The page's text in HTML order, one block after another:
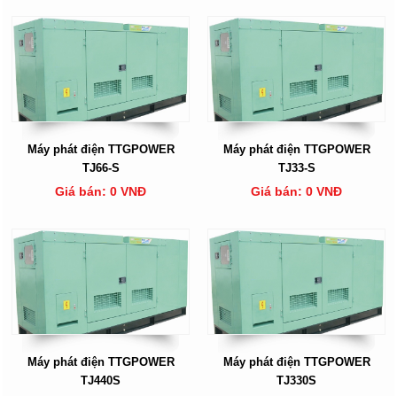
Máy phát điện TTGPOWER
TJ66-S
Giá bán: 0 VNĐ
Máy phát điện TTGPOWER
TJ33-S
Giá bán: 0 VNĐ
Máy phát điện TTGPOWER
TJ440S
Máy phát điện TTGPOWER
TJ330S